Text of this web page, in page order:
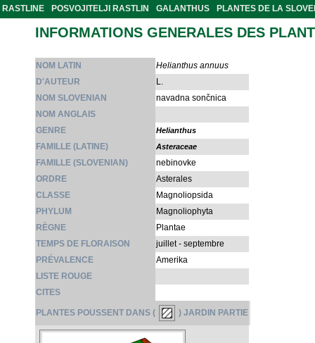
RASTLINE
POSVOJITELJI RASTLIN GALANTHUS PLANTES DE LA
INFORMATIONS GENERALES DES
NOM LATIN
Helianthus annuus
D'AUTEUR
L.
NOM SLOVENIAN
navadna sončnica
NOM ANGLAIS
GENRE
Helianthus
FAMILLE (LATINE) Asteraceae
FAMILLE (SLOVENIAN)
nebinovke
ORDRE
Asterales
CLASSE
Magnoliopsida
PHYLUM
Magnoliophyta
RÈGNE
Plantae
TEMPS DE FLORAISON
juillet - septembre
PRÉVALENCE
Amerika
LISTE ROUGE
CITES
PLANTES POUSSENT DANS ( ) JARDIN PARTIE